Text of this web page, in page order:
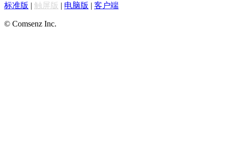
标准版 | 触屏版 | 电脑版 | 客户端
© Comsenz Inc.